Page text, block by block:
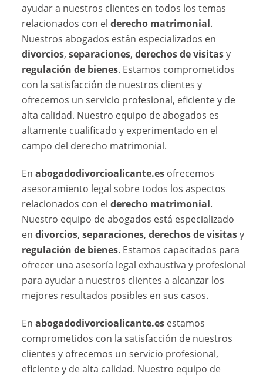
ayudar a nuestros clientes en todos los temas
relacionados con elderecho matrimonial.
Nuestros abogados están especializados en
divorcios,separaciones,derechos de visitasy
regulación de bienes. Estamos comprometidos
con la satisfacción de nuestros clientes y
ofrecemos un servicio profesional, eficiente y de
alta calidad. Nuestro equipo de abogados es
altamente cualificado y experimentado en el
campo del derecho matrimonial.
Enabogadodivorcioalicante.es ofrecemos
asesoramiento legal sobre todos los aspectos
relacionados con elderecho matrimonial.
Nuestro equipo de abogados está especializado
endivorcios,separaciones,derechos de visitasy
regulación de bienes. Estamos capacitados para
ofrecer una asesoría legal exhaustiva y profesional
para ayudar a nuestros clientes a alcanzar los
mejores resultados posibles en sus casos.
Enabogadodivorcioalicante.es estamos
comprometidos con la satisfacción de nuestros
clientes y ofrecemos un servicio profesional,
eficiente y de alta calidad. Nuestro equipo de